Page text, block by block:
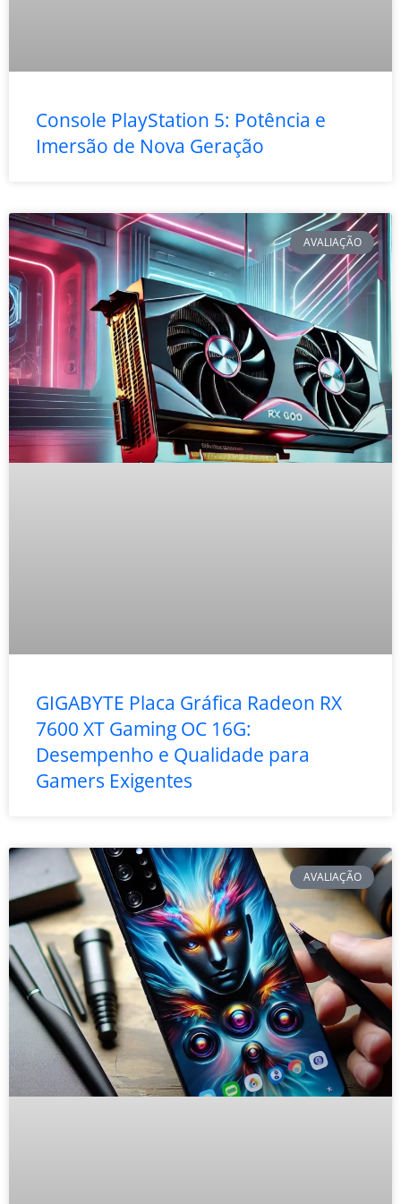
Console PlayStation 5: Potência e
Imersão de Nova Geração
AVALIAÇÃO
GIGABYTE Placa Gráfica Radeon RX
7600 XT Gaming OC 16G:
Desempenho e Qualidade para
Gamers Exigentes
AVALIAÇÃO